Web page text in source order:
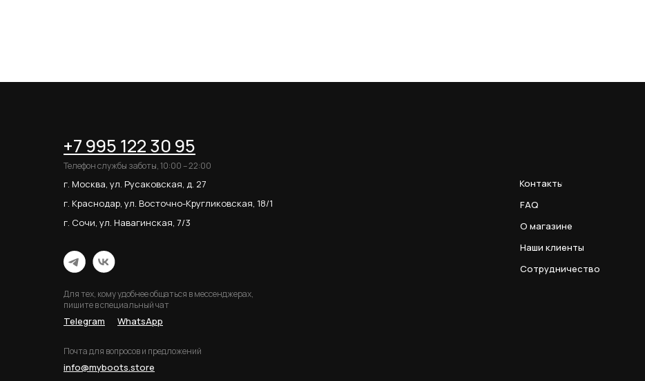
FAQ
Наши клиенты
Сотрудничество
Контакты
О магазине
Telegram WhatsApp
Для тех, кому удобнее общаться в мессенджерах,
пишите в специальный чат
+7 995 122 30 95
Телефон службы заботы, 10:00 – 22:00
г. Москва, ул. Русаковская, д. 27
г. Краснодар, ул. Восточно-Кругликовская, 18/1
г. Сочи, ул. Навагинская, 7/3
Почта для вопросов и предложений
info@myboots.store